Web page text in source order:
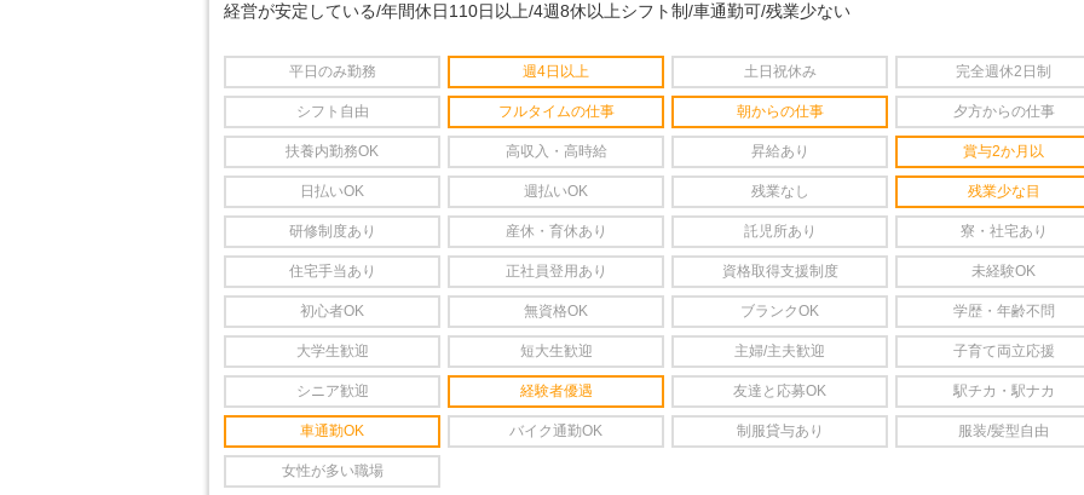
経営が安定している/年間休日110日以上/4週8休以上シフト制/車通勤可/残業少ない
平日のみ勤務 週4日以上 土日祝休み 完全週休2日制
シフト自由 フルタイムの仕事 朝からの仕事 夕方からの仕事
扶養内勤務OK 高収入・高時給 昇給あり 賞与2か月以
日払いOK 週払いOK 残業なし 残業少な目
研修制度あり 産休・育休あり 託児所あり 寮・社宅あり
住宅手当あり 正社員登用あり 資格取得支援制度 未経験OK
初心者OK 無資格OK ブランクOK 学歴・年齢不問
大学生歓迎 短大生歓迎 主婦/主夫歓迎 子育て両立応援
シニア歓迎 経験者優遇 友達と応募OK 駅チカ・駅ナカ
車通勤OK バイク通勤OK 制服貸与あり 服装/髪型自由
女性が多い職場